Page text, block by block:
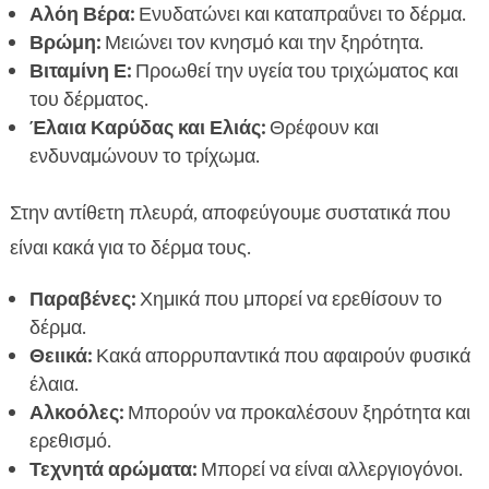
Αλόη Βέρα:Ενυδατώνει και καταπραΰνει το δέρμα.
Βρώμη:Μειώνει τον κνησμό και την ξηρότητα.
Βιταμίνη Ε:Προωθεί την υγεία του τριχώματος και
του δέρματος.
Έλαια Καρύδας και Ελιάς:Θρέφουν και
ενδυναμώνουν το τρίχωμα.
Στην αντίθετη πλευρά, αποφεύγουμε συστατικά που
είναι κακά για το δέρμα τους.
Παραβένες:Χημικά που μπορεί να ερεθίσουν το
δέρμα.
Θειικά:Κακά απορρυπαντικά που αφαιρούν φυσικά
έλαια.
Αλκοόλες:Μπορούν να προκαλέσουν ξηρότητα και
ερεθισμό.
Τεχνητά αρώματα:Μπορεί να είναι αλλεργιογόνοι.